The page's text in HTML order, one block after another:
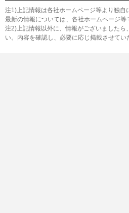
注1)上記情報は各社ホームページ等より独自
最新の情報については、各社ホームページ等
注2)上記情報以外に、情報がございましたら
い。内容を確認し、必要に応じ掲載させてい